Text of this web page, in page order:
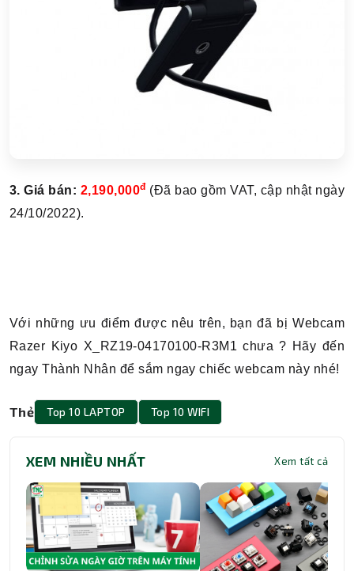
3. Giá bán: 2,190,000đ (Đã bao gồm VAT, cập nhật ngày
24/10/2022).
Với những ưu điểm được nêu trên, bạn đã bị Webcam
Razer Kiyo X_RZ19-04170100-R3M1 chưa ? Hãy đến
ngay Thành Nhân để sắm ngay chiếc webcam này nhé!
Thẻ Top 10 LAPTOP Top 10 WIFI
XEM NHIỀU NHẤT Xem tất cả